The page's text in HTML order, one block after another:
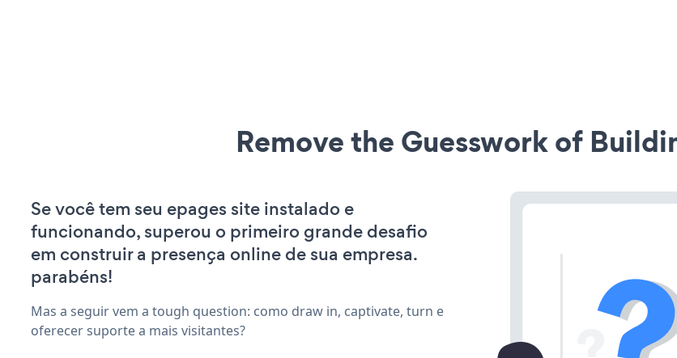
Remove the Guesswork of
Se você tem seu epages site instalado e
funcionando, superou o primeiro grande desafio
em construir a presença online de sua empresa.
parabéns!
Mas a seguir vem a tough question: como draw in, captivate, turn e
oferecer suporte a mais visitantes?